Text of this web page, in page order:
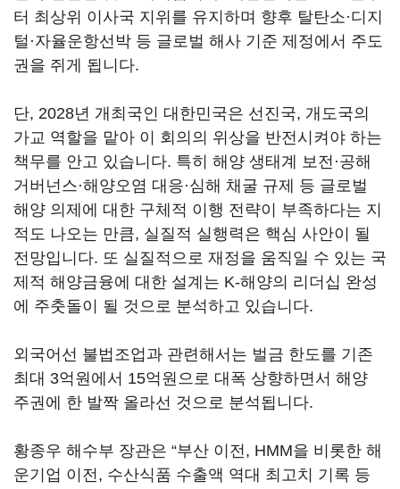
터 최상위 이사국 지위를 유지하며 향후 탈탄소·디지
털·자율운항선박 등 글로벌 해사 기준 제정에서 주도
권을 쥐게 됩니다.
단, 2028년 개최국인 대한민국은 선진국, 개도국의
가교 역할을 맡아 이 회의의 위상을 반전시켜야 하는
책무를 안고 있습니다. 특히 해양 생태계 보전·공해
거버넌스·해양오염 대응·심해 채굴 규제 등 글로벌
해양 의제에 대한 구체적 이행 전략이 부족하다는 지
적도 나오는 만큼, 실질적 실행력은 핵심 사안이 될
전망입니다. 또 실질적으로 재정을 움직일 수 있는 국
제적 해양금융에 대한 설계는 K-해양의 리더십 완성
에 주춧돌이 될 것으로 분석하고 있습니다.
외국어선 불법조업과 관련해서는 벌금 한도를 기존
최대 3억원에서 15억원으로 대폭 상향하면서 해양
주권에 한 발짝 올라선 것으로 분석됩니다.
황종우 해수부 장관은 “부산 이전, HMM을 비롯한 해
운기업 이전, 수산식품 수출액 역대 최고치 기록 등